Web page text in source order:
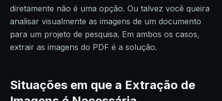
diretamente não é uma opção. Ou talvez você queira
analisar visualmente as imagens de um documento
para um projeto de pesquisa. Em ambos os casos,
extrair as imagens do PDF é a solução.
Situações em que a Extração de